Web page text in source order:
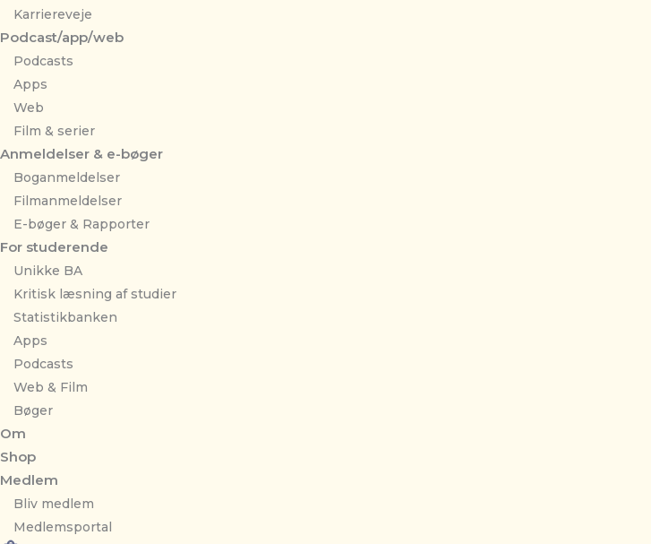
Karriereveje
Podcast/app/web
Podcasts
Apps
Web
Film & serier
Anmeldelser & e-bøger
Boganmeldelser
Filmanmeldelser
E-bøger & Rapporter
For studerende
Unikke BA
Kritisk læsning af studier
Statistikbanken
Apps
Podcasts
Web & Film
Bøger
Om
Shop
Medlem
Bliv medlem
Medlemsportal